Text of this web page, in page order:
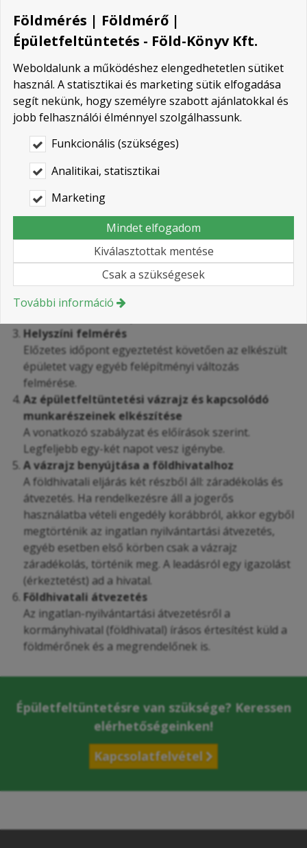
Kapcsolatfelvétel
Épületfeltüntetés menete
Megrendelés
A megrendeléshez a település nevére és a telek
helyrajzi számára van szükség, ha rendelkezik már
szükséges jelezni
Földhivatali adatgyűjtés
A változás előtti nyilvántartott állapot, illetve a
változási vázrajz alapjául szolgáló digitális
alaptérképi állomány és a vonatkozó tulajdonlapi
adatok beszerzése. Ezt a földmérő intézi. Költségei a
munkadíjon felül: adatszolgáltatás 4.000 Ft,
Helyszíni felmérés
Előzetes időpont egyeztetést követően az elkészült
épületet vagy egyéb felépítményi változás
felmérése.
Az épületfeltüntetési vázrajz és kapcsolódó
munkarészeinek elkészítése
A vonatkozó szabályzat és előírások szerint.
Legfeljebb egy-két napot vesz igénybe.
A vázrajz benyújtása a földhivatalhoz
A földhivatali eljárás két részből áll: záradékolás és
átvezetés. Ha rendelkezésre áll a jogerős
használatba vételi engedély korábbról, akkor egyből
megtörténik az ingatlan nyilvántartási átvezetés,
egyéb esetben első körben csak a vázrajz
záradékolás, történik meg. A leadásról egy igazolást
(érkeztetést) ad a hivatal.
Földhivatali átvezetés
Az ingatlan-nyilvántartási átvezetésről a
kormányhivatal (földhivatal) írásos értesítést küld a
földmérőnek és a megrendelőnek is.
Épületfeltüntetésre van szüksége? Keressen
elérhetőségeinken!
Kapcsolatfelvétel
Földmérés | Földmérő |
Épületfeltüntetés - Föld-Könyv Kft.
Weboldalunk a működéshez elengedhetetlen sütiket
használ. A statisztikai és marketing sütik elfogadása
segít nekünk, hogy személyre szabott ajánlatokkal és
jobb felhasználói élménnyel szolgálhassunk.
Funkcionális (szükséges)
Analitikai, statisztikai
Marketing
Mindet elfogadom
Kiválasztottak mentése
Csak a szükségesek
További információ